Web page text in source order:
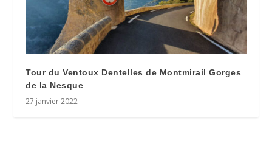
Tour du Ventoux Dentelles de Montmirail Gorges
de la Nesque
27 janvier 2022